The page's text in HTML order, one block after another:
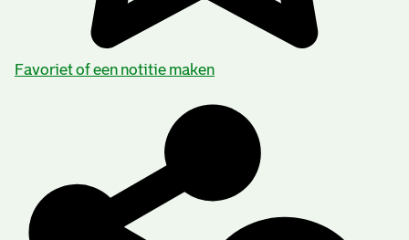
Favoriet of een notitie maken